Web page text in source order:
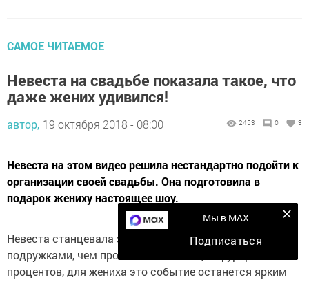
САМОЕ ЧИТАЕМОЕ
Невеста на свадьбе показала такое, что
даже жених удивился!
автор, 19 октября 2018 - 08:00 2453 0 3
Невеста на этом видео решила нестандартно подойти к
организации своей свадьбы. Она подготовила в
подарок жениху настоящее шоу.
Невеста станцевала зажигательный танец со своими
подружками, чем произвела настоящий фурор. Сто
процентов, для жениха это событие останется ярким
Мы в MAX
Подписаться